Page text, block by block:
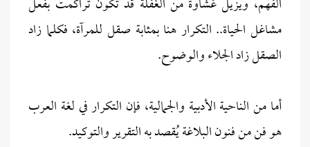
مشاغل الحياة.. التكرار هنا بمثابة صقل للمرآة، فكلما زاد
الصقل زاد الجلاء والوضوح.
أما من الناحية الأدبية والجمالية، فإن التكرار في لغة العرب
هو فن من فنون البلاغة يُقصد به التقرير والتوكيد.